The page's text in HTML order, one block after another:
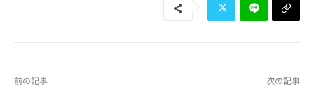
前の記事 次の記事